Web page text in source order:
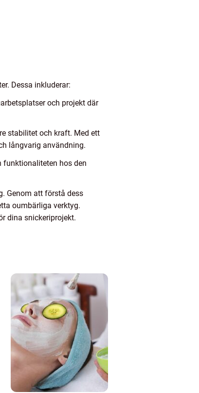
Dessa inkluderar:
och projekt där
stabilitet och kraft. Med ett
långvarig användning.
funktionaliteten hos den
Genom att förstå dess
oumbärliga verktyg.
dina snickeriprojekt.